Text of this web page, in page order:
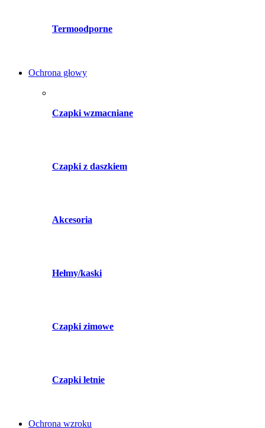
Termoodporne
Ochrona głowy
Czapki wzmacniane
Czapki z daszkiem
Akcesoria
Hełmy/kaski
Czapki zimowe
Czapki letnie
Ochrona wzroku